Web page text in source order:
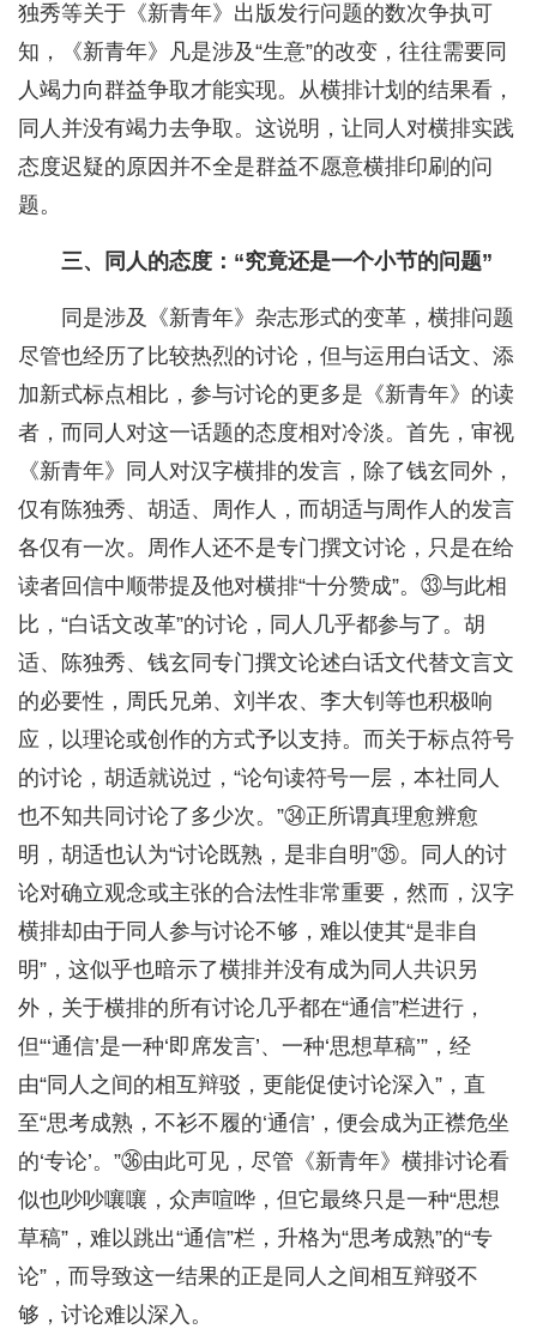
独秀等关于《新青年》出版发行问题的数次争执可
知，《新青年》凡是涉及“生意”的改变，往往需要同
人竭力向群益争取才能实现。从横排计划的结果看，
同人并没有竭力去争取。这说明，让同人对横排实践
态度迟疑的原因并不全是群益不愿意横排印刷的问
题。
三、同人的态度：“究竟还是一个小节的问题”
同是涉及《新青年》杂志形式的变革，横排问题
尽管也经历了比较热烈的讨论，但与运用白话文、添
加新式标点相比，参与讨论的更多是《新青年》的读
者，而同人对这一话题的态度相对冷淡。首先，审视
《新青年》同人对汉字横排的发言，除了钱玄同外，
仅有陈独秀、胡适、周作人，而胡适与周作人的发言
各仅有一次。周作人还不是专门撰文讨论，只是在给
读者回信中顺带提及他对横排“十分赞成”。㉝与此相
比，“白话文改革”的讨论，同人几乎都参与了。胡
适、陈独秀、钱玄同专门撰文论述白话文代替文言文
的必要性，周氏兄弟、刘半农、李大钊等也积极响
应，以理论或创作的方式予以支持。而关于标点符号
的讨论，胡适就说过，“论句读符号一层，本社同人
也不知共同讨论了多少次。”㉞正所谓真理愈辨愈
明，胡适也认为“讨论既熟，是非自明”㉟。同人的讨
论对确立观念或主张的合法性非常重要，然而，汉字
横排却由于同人参与讨论不够，难以使其“是非自
明”，这似乎也暗示了横排并没有成为同人共识另
外，关于横排的所有讨论几乎都在“通信”栏进行，
但“‘通信’是一种‘即席发言’、一种‘思想草稿’”，经
由“同人之间的相互辩驳，更能促使讨论深入”，直
至“思考成熟，不衫不履的‘通信’，便会成为正襟危坐
的‘专论’。”㊱由此可见，尽管《新青年》横排讨论看
似也吵吵嚷嚷，众声喧哗，但它最终只是一种“思想
草稿”，难以跳出“通信”栏，升格为“思考成熟”的“专
论”，而导致这一结果的正是同人之间相互辩驳不
够，讨论难以深入。